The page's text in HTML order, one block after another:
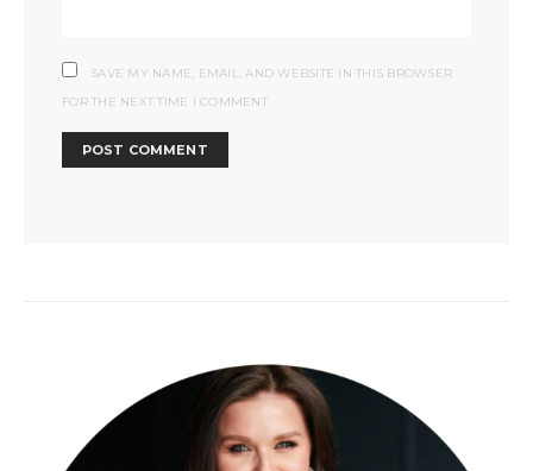
SAVE MY NAME, EMAIL, AND WEBSITE IN THIS BROWSER
FOR THE NEXT TIME I COMMENT.